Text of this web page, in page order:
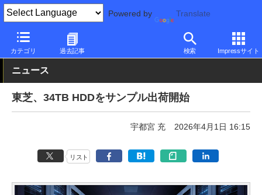
Powered by Translate
カテゴリ 過去記事 検索 Impressサイト
PC Watch 半導体/周辺機器 HDD（ハードディスク） 東芝
ニュース
東芝、34TB HDDをサンプル出荷開始
宇都宮 充 2026年4月1日 16:15
リスト